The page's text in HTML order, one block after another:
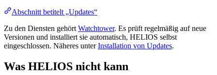
Abschnitt betitelt „Updates“
Zu den Diensten gehört Watchtower. Es prüft regelmäßig auf neue
Versionen und installiert sie automatisch, HELIOS selbst
eingeschlossen. Näheres unterInstallation von Updates.
Was HELIOS nicht kann